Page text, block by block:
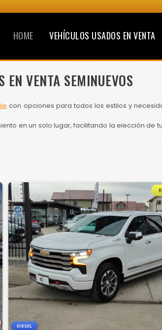
HOME VEHÍCULOS USADOS EN VENTA
EN VENTA SEMINUEVOS
con opciones para todos los estilos y
en un solo lugar, facilitando la elección de
DIESEL